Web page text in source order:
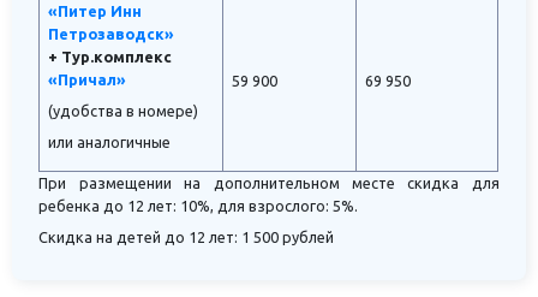
«Питер Инн
Петрозаводск»
+ Тур.комплекс
«Причал»
(удобства в номере)
или аналогичные
59 900 69 950
При размещении на дополнительном месте скидка для
ребенка до 12 лет: 10%, для взрослого: 5%.
Скидка на детей до 12 лет: 1 500 рублей